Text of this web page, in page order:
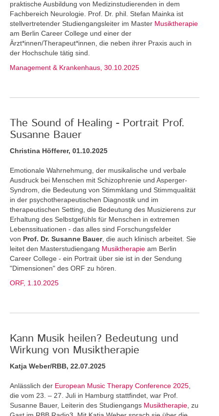
praktische Ausbildung von Medizinstudierenden in dem
Fachbereich Neurologie. Prof. Dr. phil. Stefan Mainka ist
stellvertretender Studiengangsleiter im Master Musiktherapie
am Berlin Career College und einer der
Ärzt*innen/Therapeut*innen, die neben ihrer Praxis auch in
der Hochschule tätig sind.
Management & Krankenhaus, 30.10.2025
The Sound of Healing - Portrait Prof.
Susanne Bauer
Christina Höfferer, 01.10.2025
Emotionale Wahrnehmung, der musikalische und verbale
Ausdruck bei Menschen mit Schizophrenie und Asperger-
Syndrom, die Bedeutung von Stimmklang und Stimmqualität
in der psychotherapeutischen Diagnostik und im
therapeutischen Setting, die Bedeutung des Musizierens zur
Erhaltung des Selbstgefühls für Menschen in extremen
Lebenssituationen - das alles sind Forschungsfelder
von Prof. Dr. Susanne Bauer, die auch klinisch arbeitet. Sie
leitet den Masterstudiengang Musiktherapie am Berlin
Career College - ein Portrait über sie ist in der Sendung
"Dimensionen" des ORF zu hören.
ORF, 1.10.2025
Kann Musik heilen? Bedeutung und
Wirkung von Musiktherapie
Katja Weber/RBB, 22.07.2025
Anlässlich der European Music Therapy Conference 2025
die vom 23. – 27. Juli in Hamburg stattfindet, war Prof.
Susanne Bauer, Leiterin des Studiengangs Musiktherapie , zu